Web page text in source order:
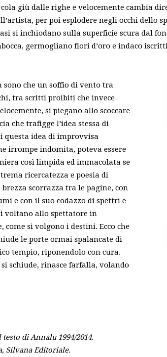
cola giù dalle righe e velocemente cambia
per poi esplodere negli occhi dello
si inchiodano sulla superficie scura dal
germogliano fiori d’oro e indaco
sono che un soffio di vento tra
tra scritti proibiti che invece
si piegano allo scoccare
che trafigge l’idea stessa di
questa idea di improvvisa
irrompe indomita, poteva essere
così limpida ed immacolata se
ricercatezza e poesia di
scorrazza tra le pagine, con
e con il suo codazzo di spettri e
voltano allo spettatore in
come si volgono i destini. Ecco che
le porte ormai spalancate di
tempio, riponendolo con cura.
schiude, rinasce farfalla, volando
di Annalu 1994/2014.
Silvana Editoriale.